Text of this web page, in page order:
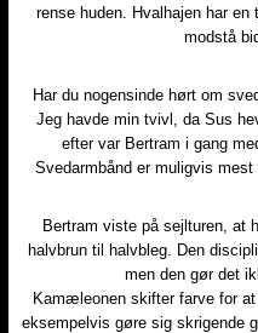
rense huden. Hvalhajen har
modstå
Har du nogensinde hørt om
Jeg havde min tvivl, da Sus
efter var Bertram i gang
Svedarmbånd er muligvis
Bertram viste på sejlturen, at
halvbrun til halvbleg. Den
men den gør det
Kamæleonen skifter farve for
eksempelvis gøre sig skrigende